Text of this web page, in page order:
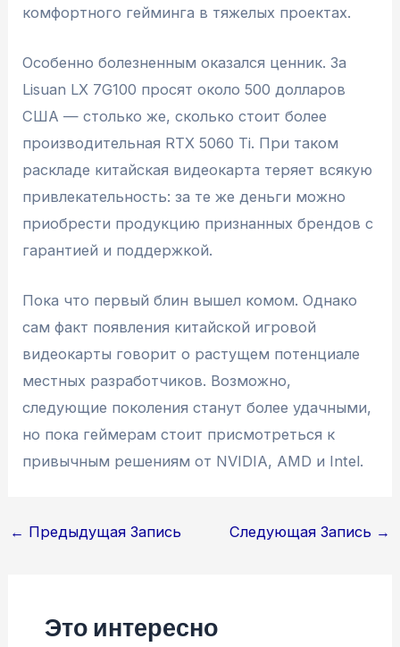
комфортного гейминга в тяжелых проектах.
Особенно болезненным оказался ценник. За
Lisuan LX 7G100 просят около 500 долларов
США — столько же, сколько стоит более
производительная RTX 5060 Ti. При таком
раскладе китайская видеокарта теряет всякую
привлекательность: за те же деньги можно
приобрести продукцию признанных брендов с
гарантией и поддержкой.
Пока что первый блин вышел комом. Однако
сам факт появления китайской игровой
видеокарты говорит о растущем потенциале
местных разработчиков. Возможно,
следующие поколения станут более удачными,
но пока геймерам стоит присмотреться к
привычным решениям от NVIDIA, AMD и Intel.
Навигация
← Предыдущая Запись Следующая Запись →
Это интересно